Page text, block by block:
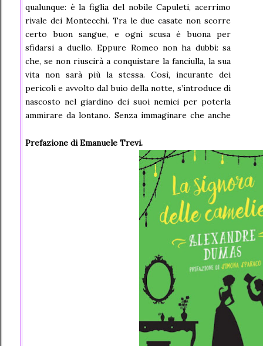
qualunque: è la figlia del nobile Capuleti, acerrimo
rivale dei Montecchi. Tra le due casate non scorre
certo buon sangue, e ogni scusa è buona per
sfidarsi a duello. Eppure Romeo non ha dubbi: sa
che, se non riuscirà a conquistare la fanciulla, la sua
vita non sarà più la stessa. Così, incurante dei
pericoli e avvolto dal buio della notte, s’introduce di
nascosto nel giardino dei suoi nemici per poterla
ammirare da lontano. Senza immaginare che anche
che le ha rubato il cuore. Tra le stradine
acciottolate di Verona, sotto il caldo sole estivo, si
dipanano le vicende degli amanti più famosi di tutti i
Saprà il sentimento puro e incondizionato che lega
due anime gemelle spegnere l’odio inestinguibile
Prefazione di Emanuele Trevi.